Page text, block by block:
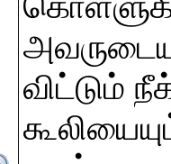
விட்டும்